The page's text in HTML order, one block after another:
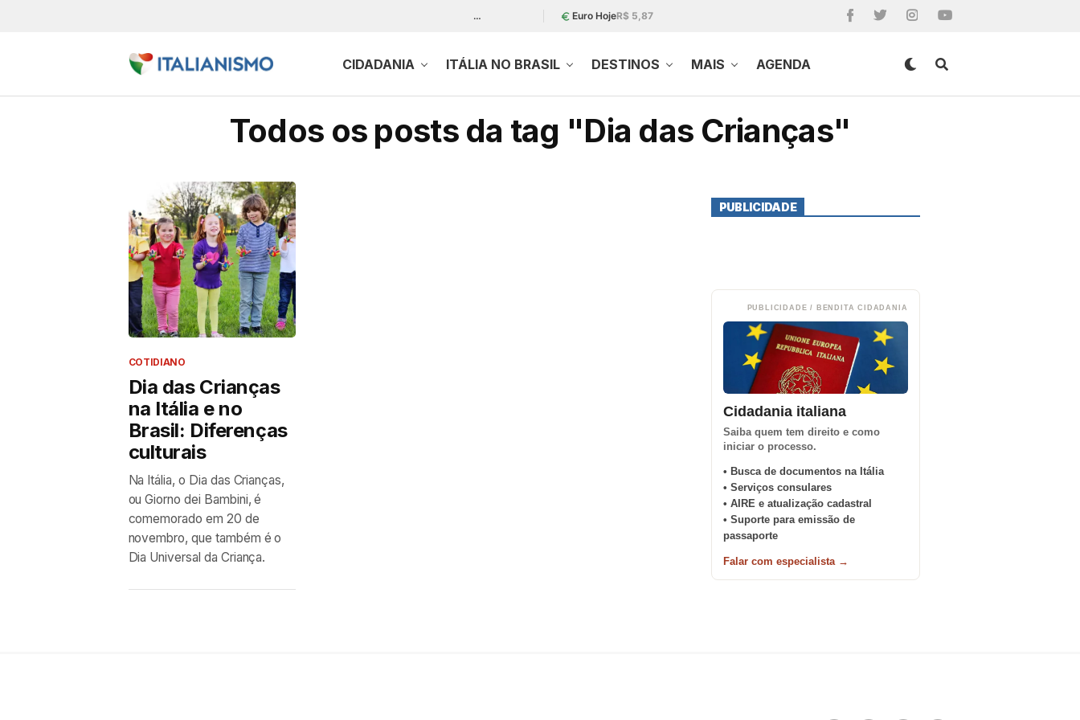
… Euro HojeR$ 5,87
CIDADANIA ITÁLIA NO BRASIL DESTINOS MAIS AGENDA
Todos os posts da tag "Dia das Crianças"
COTIDIANO
Dia das Crianças
na Itália e no
Brasil: Diferenças
culturais
Na Itália, o Dia das Crianças,
ou Giorno dei Bambini, é
comemorado em 20 de
novembro, que também é o
Dia Universal da Criança.
PUBLICIDADE
PUBLICIDADE / BENDITA CIDADANIA
Cidadania italiana
Saiba quem tem direito e como
iniciar o processo.
• Busca de documentos na Itália
• Serviços consulares
• AIRE e atualização cadastral
• Suporte para emissão de
passaporte
Falar com especialista →